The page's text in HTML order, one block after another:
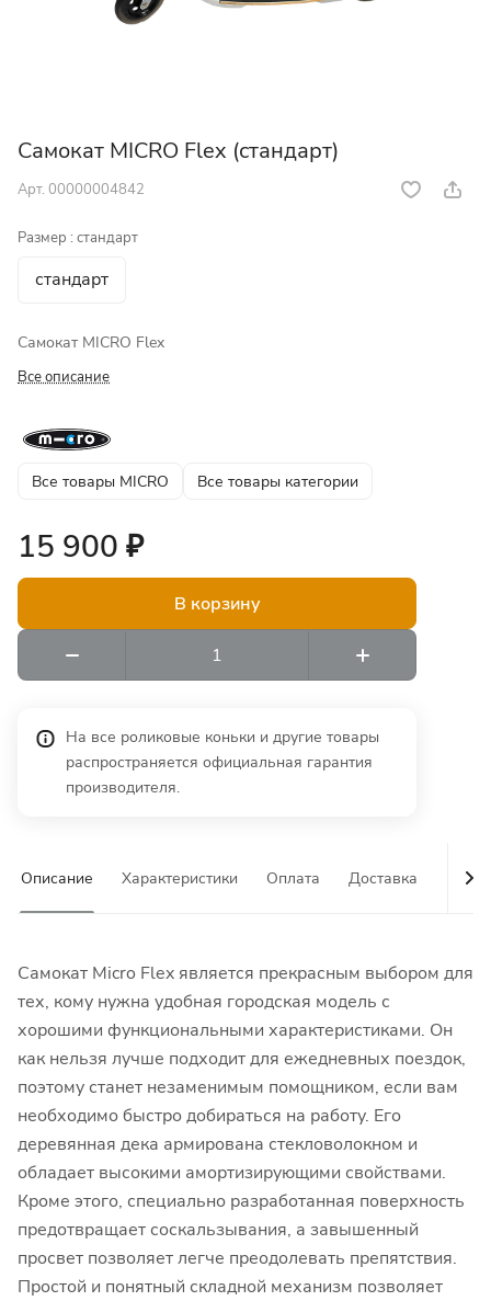
Самокат MICRO Flex (стандарт)
Арт. 00000004842
Размер : стандарт
стандарт
Самокат MICRO Flex
Все описание
Все товары MICRO Все товары категории
15 900 ₽
В корзину
На все роликовые коньки и другие товары
распространяется официальная гарантия
производителя.
Описание Характеристики Оплата Доставка
Самокат Micro Flex является прекрасным выбором для
тех, кому нужна удобная городская модель с
хорошими функциональными характеристиками. Он
как нельзя лучше подходит для ежедневных поездок,
поэтому станет незаменимым помощником, если вам
необходимо быстро добираться на работу. Его
деревянная дека армирована стекловолокном и
обладает высокими амортизирующими свойствами.
Кроме этого, специально разработанная поверхность
предотвращает соскальзывания, а завышенный
просвет позволяет легче преодолевать препятствия.
Простой и понятный складной механизм позволяет